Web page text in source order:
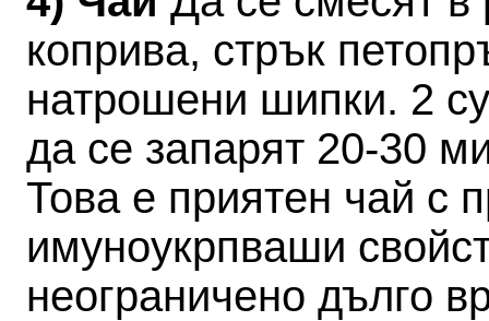
коприва, стрък
натрошени шипки. 2
да се запарят 20-30
Това е приятен чай с
имуноукрпваши
неограничено дълго